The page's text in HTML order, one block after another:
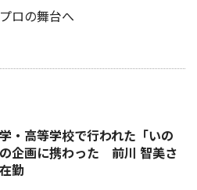
ロの舞台へ
・高等学校で行われた「いの
企画に携わった 前川 智美さ
勤